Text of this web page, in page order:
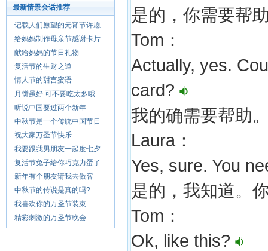
最新情景会话推荐
记载人们愿望的元宵节许愿
给妈妈制作母亲节感谢卡片
献给妈妈的节日礼物
复活节的生财之道
情人节的甜言蜜语
月饼虽好 可不要吃太多哦
听说中国要过两个新年
中秋节是一个传统中国节日
祝大家万圣节快乐
我要跟我男朋友一起度七夕
复活节兔子给你巧克力蛋了
新年有个朋友请我去做客
中秋节的传说是真的吗?
我喜欢你的万圣节装束
精彩刺激的万圣节晚会
是的，你需要帮
Tom：
Actually, yes.
card?
我的确需要帮助
Laura：
Yes, sure. You
是的，我知道。
Tom：
Ok, like this?